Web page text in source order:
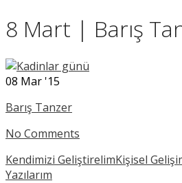
8 Mart | Barış
08 Mar '15
Barış Tanzer
No Comments
Kendimizi GeliştirelimKişisel
Yazılarım